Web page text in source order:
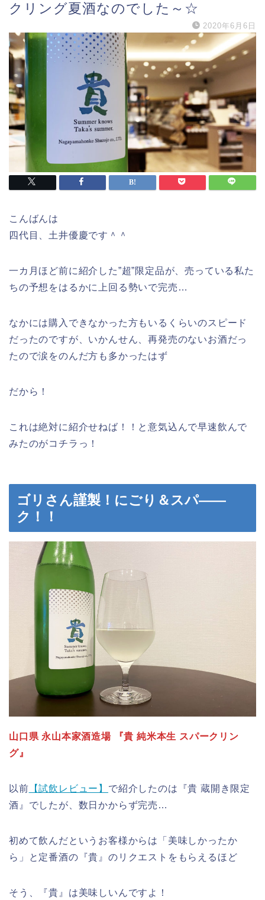
クリング夏酒なのでした～☆
2020年6月6日
こんばんは
四代目、土井優慶です＾＾
一カ月ほど前に紹介した”超”限定品が、売っている私た
ちの予想をはるかに上回る勢いで完売…
なかには購入できなかった方もいるくらいのスピード
だったのですが、いかんせん、再発売のないお酒だっ
たので涙をのんだ方も多かったはず
だから！
これは絶対に紹介せねば！！と意気込んで早速飲んで
みたのがコチラっ！
ゴリさん謹製！にごり＆スパ――
ク！！
山口県 永山本家酒造場 『貴 純米本生 スパークリン
グ』
以前 【試飲レビュー】 で紹介したのは『貴 蔵開き限定
酒』でしたが、数日かからず完売…
初めて飲んだというお客様からは「美味しかったか
ら」と定番酒の『貴』のリクエストをもらえるほど
そう、『貴』は美味しいんですよ！